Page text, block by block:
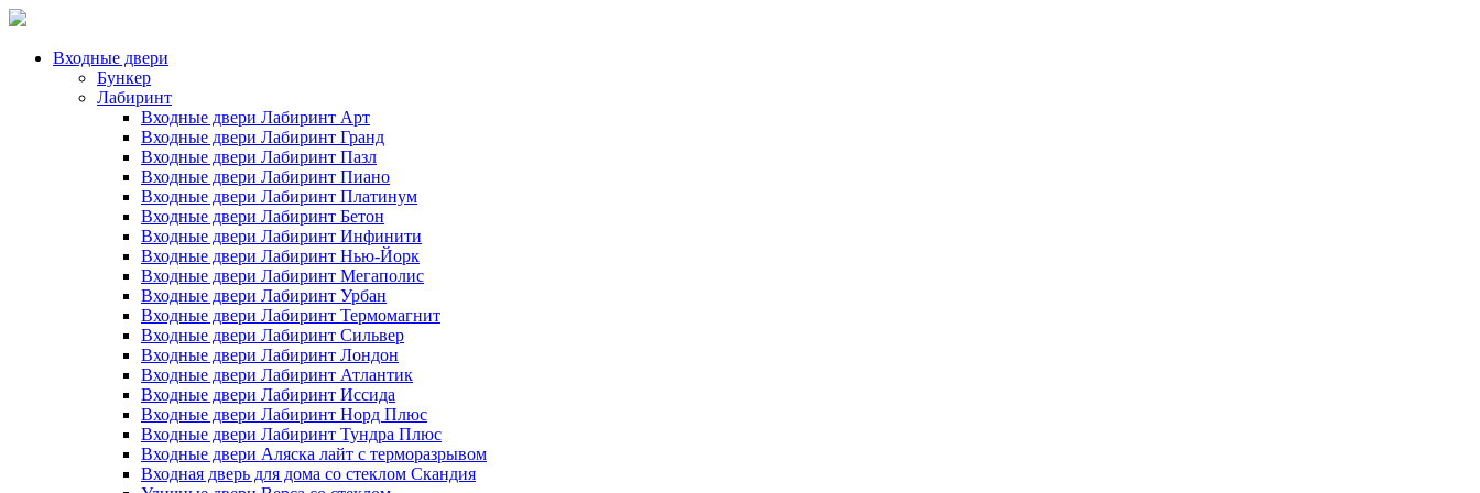
Входные двери
Бункер
Лабиринт
Входные двери Лабиринт Арт
Входные двери Лабиринт Гранд
Входные двери Лабиринт Пазл
Входные двери Лабиринт Пиано
Входные двери Лабиринт Платинум
Входные двери Лабиринт Бетон
Входные двери Лабиринт Инфинити
Входные двери Лабиринт Нью-Йорк
Входные двери Лабиринт Мегаполис
Входные двери Лабиринт Урбан
Входные двери Лабиринт Термомагнит
Входные двери Лабиринт Сильвер
Входные двери Лабиринт Лондон
Входные двери Лабиринт Атлантик
Входные двери Лабиринт Иссида
Входные двери Лабиринт Норд Плюс
Входные двери Лабиринт Тундра Плюс
Входные двери Аляска лайт с терморазрывом
Входная дверь для дома со стеклом Скандия